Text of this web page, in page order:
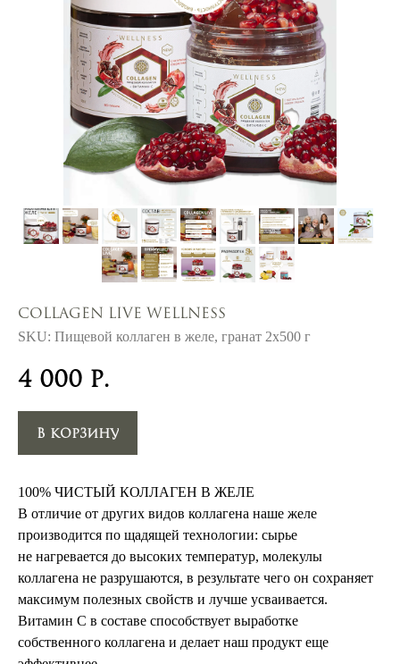
Collagen Live Wellness
SKU: Пищевой коллаген в желе, гранат 2х500 г
4 000 р.
В корзину
100% ЧИСТЫЙ КОЛЛАГЕН В ЖЕЛЕ
В отличие от других видов коллагена наше желе
производится по щадящей технологии: сырье
не нагревается до высоких температур, молекулы
коллагена не разрушаются, в результате чего он сохраняет
максимум полезных свойств и лучше усваивается.
Витамин С в составе способствует выработке
собственного коллагена и делает наш продукт еще